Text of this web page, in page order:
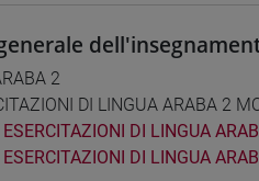
2
DI LINGUA ARABA 2
ESERCITAZIONI DI LINGUA
ESERCITAZIONI DI LINGUA